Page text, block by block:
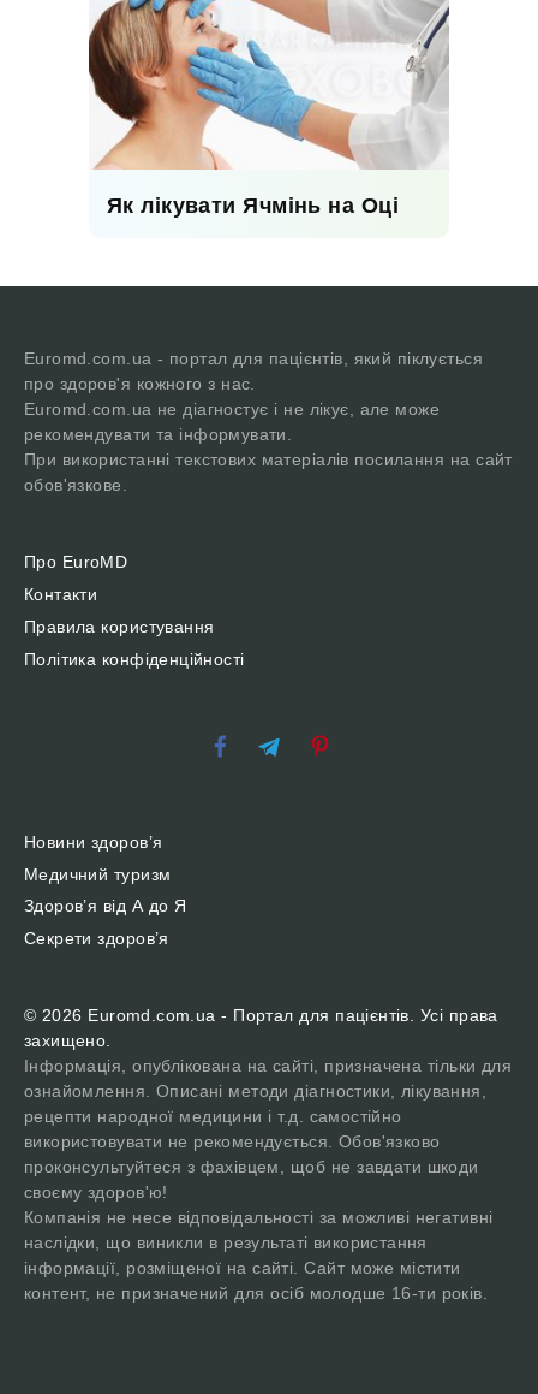
Як лікувати Ячмінь на Оці
Euromd.com.ua - портал для пацієнтів, який піклується
про здоров'я кожного з нас.
Euromd.com.ua не діагностує і не лікує, але може
рекомендувати та інформувати.
При використанні текстових матеріалів посилання на сайт
обов'язкове.
Про EuroMD
Контакти
Правила користування
Політика конфіденційності
Новини здоров’я
Медичний туризм
Здоров’я від А до Я
Секрети здоров’я
© 2026 Euromd.com.ua - Портал для пацієнтів. Усі права
захищено.
Інформація, опублікована на сайті, призначена тільки для
ознайомлення. Описані методи діагностики, лікування,
рецепти народної медицини і т.д. самостійно
використовувати не рекомендується. Обов'язково
проконсультуйтеся з фахівцем, щоб не завдати шкоди
своєму здоров'ю!
Компанія не несе відповідальності за можливі негативні
наслідки, що виникли в результаті використання
інформації, розміщеної на сайті. Сайт може містити
контент, не призначений для осіб молодше 16-ти років.